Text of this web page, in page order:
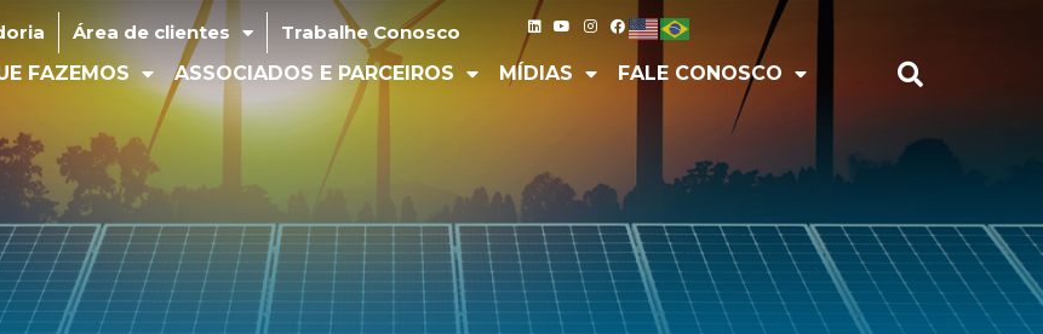
Área de clientes Trabalhe Conosco
FAZEMOS ASSOCIADOS E PARCEIROS MÍDIAS FALE CONOSCO
Área de clientes
Trabalhe Conosco
FAZEMOS ASSOCIADOS E PARCEIROS MÍDIAS FALE CONOSCO